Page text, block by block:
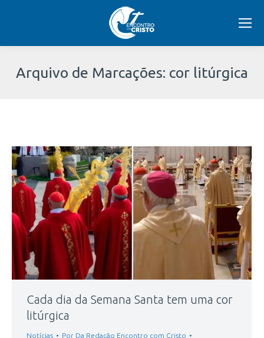
Arquivo de Marcações: cor litúrgica
aqui:
Cada dia da Semana Santa tem uma cor
litúrgica
Notícias Por Da Redação Encontro com Cristo